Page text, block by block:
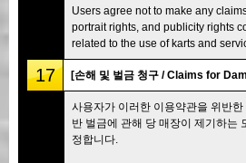
Users agree not to make any
portrait rights, and publicity rights
related to the use of karts and
17 [손해 및 벌금 청구 / Claims for
사용자가 이러한 이용약관을 위반
반 벌금에 관해 당 매장이 제기하는
정합니다.